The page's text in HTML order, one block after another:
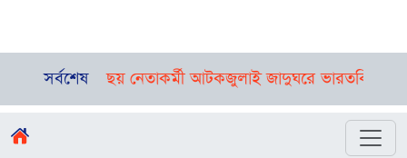
সর্বশেষ
ছয় নেতাকর্মী আটকজুলাই জাদুঘরে ভারতবিরোধী প্রচারণা